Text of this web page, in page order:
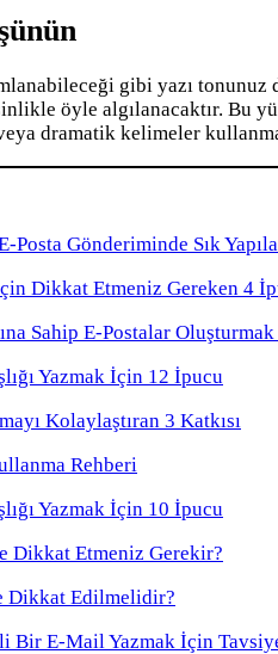
gibi yazı
öyle algılanacaktır. Bu
dramatik kelimeler
Posta Gönderiminde Sık
Dikkat Etmeniz Gereken 4
Sahip E-Postalar
Yazmak İçin 12 İpucu
Kolaylaştıran 3 Katkısı
Rehberi
Yazmak İçin 10 İpucu
Dikkat Etmeniz Gerekir?
Dikkat Edilmelidir?
Bir E-Mail Yazmak İçin